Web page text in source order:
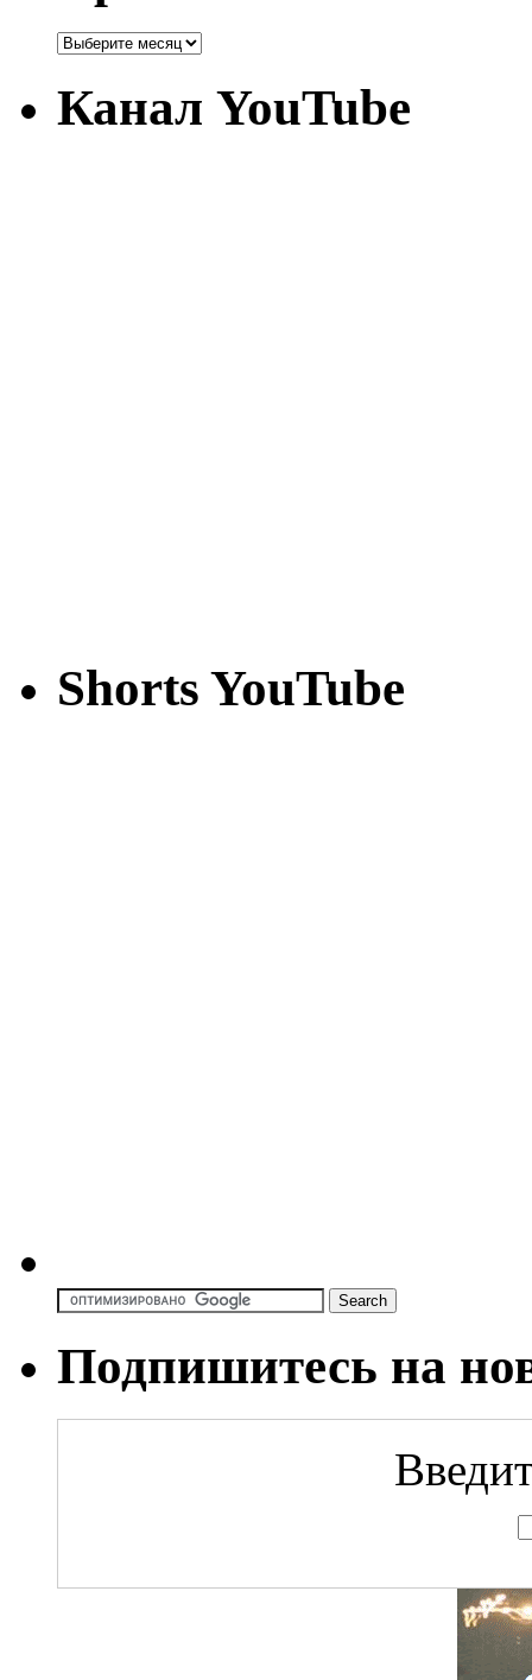
Канал YouTube
Shorts YouTube
Подпишитесь на